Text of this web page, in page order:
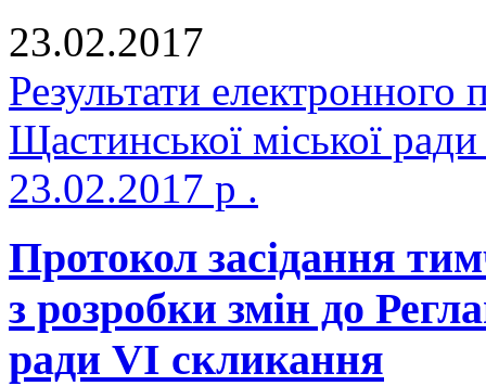
23.02.2017
Результати електронного
Щастинської міської
23.02.2017 р .
Протокол засідання
з розробки змін до
ради VI скликання